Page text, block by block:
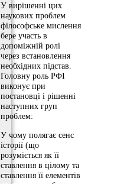
У вирішенні цих
наукових проблем
філософське мислення
бере участь в
допоміжній ролі
через встановлення
необхідних підстав.
Головну роль РФІ
виконує при
постановці і рішенні
наступних груп
проблем:
У чому полягає сенс
історії (що
розуміється як її
ставлення в цілому та
ставлення її елементів